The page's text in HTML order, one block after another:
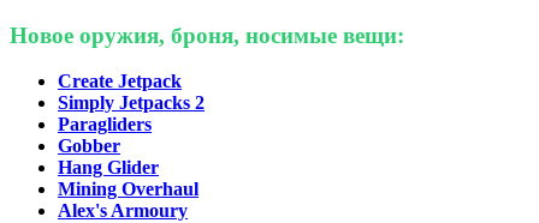
Новое оружия, броня, носимые вещи:
Create Jetpack
Simply Jetpacks 2
Paragliders
Gobber
Hang Glider
Mining Overhaul
Alex's Armoury